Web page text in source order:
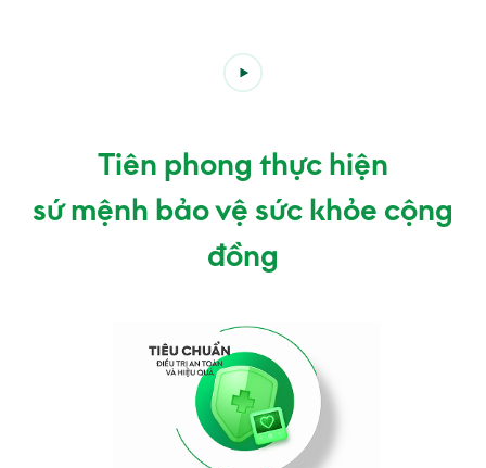
Tiên phong thực hiện
sứ mệnh bảo vệ sức khỏe cộng
đồng